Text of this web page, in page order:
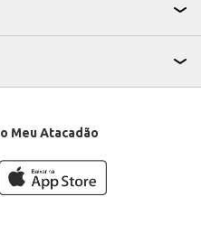
Meu Atacadão